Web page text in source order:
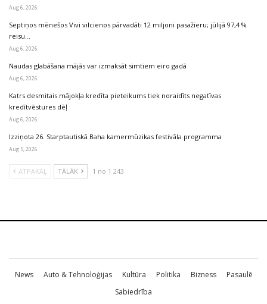
Aug 6, 2026
Septiņos mēnešos Vivi vilcienos pārvadāti 12 miljoni pasažieru; jūlijā 97,4 %
reisu…
Aug 6, 2026
Naudas glabāšana mājās var izmaksāt simtiem eiro gadā
Aug 6, 2026
Katrs desmitais mājokļa kredīta pieteikums tiek noraidīts negatīvas
kredītvēstures dēļ
Aug 6, 2026
Izziņota 26. Starptautiskā Baha kamermūzikas festivāla programma
Aug 5, 2026
ATPAKAĻ TĀLĀK 1 no 1 243
News Auto & Tehnoloģijas Kultūra Politika Bizness
Pasaulē
Sabiedrība